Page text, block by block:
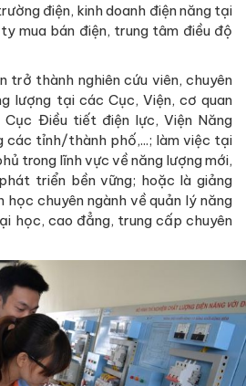
điện, kinh doanh điện năng tại
mua bán điện, trung tâm điều độ
trở thành nghiên cứu viên, chuyên
lượng tại các Cục, Viện, cơ quan
Cục Điều tiết điện lực, Viện Năng
các tỉnh/thành phố,...; làm việc tại
trong lĩnh vực về năng lượng mới,
triển bền vững; hoặc là giảng
học chuyên ngành về quản lý năng
học, cao đẳng, trung cấp chuyên